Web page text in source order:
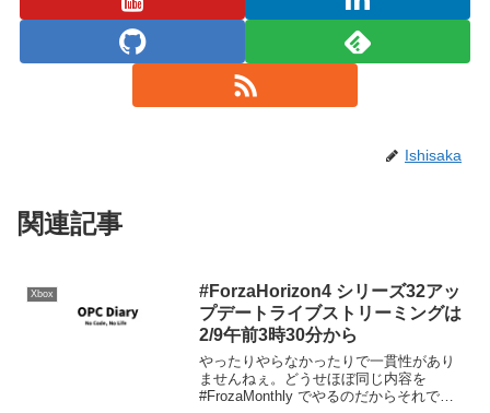
Ishisaka
関連記事
Xbox
#ForzaHorizon4 シリーズ32アッ
プデートライブストリーミングは
2/9午前3時30分から
やったりやらなかったりで一貫性があり
ませんねぇ。どうせほぼ同じ内容を
#FrozaMonthly でやるのだからそれで良